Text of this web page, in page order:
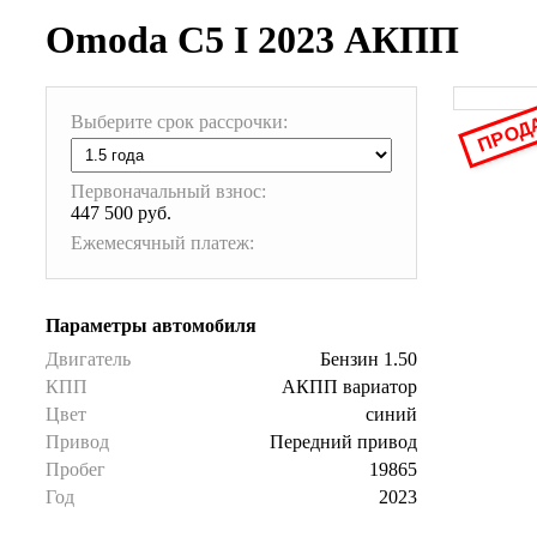
Omoda C5 I 2023 АКПП
Выберите срок рассрочки:
Первоначальный взнос:
447 500 руб.
Ежемесячный платеж:
Параметры автомобиля
Двигатель
Бензин 1.50
КПП
АКПП вариатор
Цвет
синий
Привод
Передний привод
Пробег
19865
Год
2023